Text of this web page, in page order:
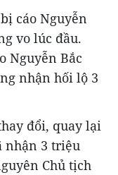
cáo Nguyễn
vo lúc đầu.
Nguyễn Bắc
nhận hối lộ 3
đổi, quay lại
nhận 3 triệu
Chủ tịch